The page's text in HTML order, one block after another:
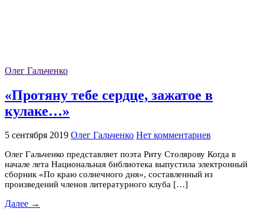
Олег Гальченко
«Протяну тебе сердце, зажатое в
кулаке…»
5 сентября 2019 Олег Гальченко Нет комментариев
Олег Гальченко представляет поэта Риту Столярову Когда в
начале лета Национальная библиотека выпустила электронный
сборник «По краю солнечного дня», составленный из
произведений членов литературного клуба […]
Далее →